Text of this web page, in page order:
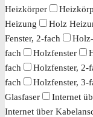
Heizkörper
Heizung
Holz
Fenster, 2-fach
fach
Holzfenster
fach
Holzfenster, 2-
fach
Holzfenster, 3-
Glasfaser
Internet
Internet über